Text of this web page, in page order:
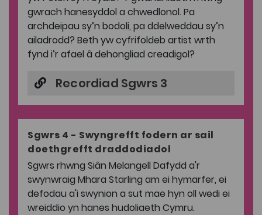
gwrach hanesyddol a chwedlonol. Pa
archdeipau sy’n bodoli, pa ddelweddau sy’n
ailadrodd? Beth yw cyfrifoldeb artist wrth
fynd i’r afael â dehongliad creadigol?
Recordiad Sgwrs 3
Sgwrs 4 - Swyngrefft fodern ar sail
doethgrefft draddodiadol
Sgwrs rhwng Siân Melangell Dafydd a'r
swynwraig Mhara Starling am ei hymarfer, ei
defodau a'i swynion a sut mae hyn oll wedi ei
wreiddio yn hanes hudoliaeth Cymru.